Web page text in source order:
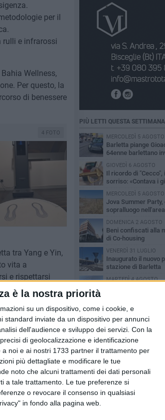
è la nostra priorità
su un dispositivo, come i cookie, e
standard inviate da un dispositivo per annunci
dell'audience e sviluppo dei servizi. Con la
di geolocalizzazione e identificazione
noi e ai nostri 1733 partner il trattamento per
più dettagliate e modificare le tue
noto che alcuni trattamenti dei dati personali
a tale trattamento. Le tue preferenze si
o revocare il consenso in qualsiasi
in fondo alla pagina web.
per il
rulli e infrarossi
Wellness,
Per questo, la
di benessere
4 FOTO
tra Yang e Yin,
vita a
e rispettarsi
a lezioni
corporea,
è inclusivo
filosofia: offrire
PIÙ LETTI QUESTA SETTIMANA
MERCOLEDÌ 5 AGOSTO
Barletta piange
64enne barlettano
GIOVEDÌ 6 AGOSTO
Il ricordo di "Cecco",
sorriso: «Contava i
separavano dalla pensione»
MERCOLEDÌ 5 AGOSTO
Jova Summer
sopralluogo
DOMENICA 2 AGOSTO
Beni confiscati alla
di Co-housing
VENERDÌ 31 LUGLIO
Inaugurato il nuovo
stazione di Barletta
MARTEDÌ 4 AGOSTO
Auto di persona
il sindaco Cannito